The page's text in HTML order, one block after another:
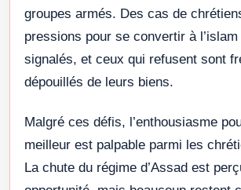
groupes armés. Des cas de
pressions pour se convertir à
signalés, et ceux qui refusent sont
dépouillés de leurs biens.
Malgré ces défis, l’enthousiasme
meilleur est palpable parmi les
La chute du régime d’Assad est